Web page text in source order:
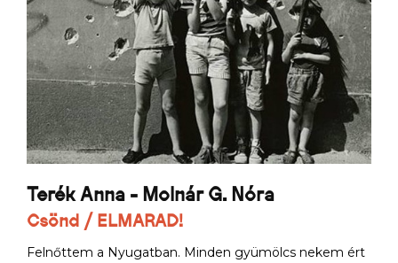
Terék Anna - Molnár G. Nóra
Csönd / ELMARAD!
Felnőttem a Nyugatban. Minden gyümölcs nekem ért